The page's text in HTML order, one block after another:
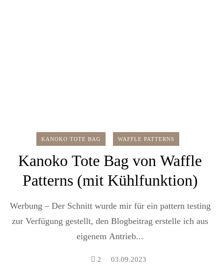
KANOKO TOTE BAG WAFFLE PATTERNS
Kanoko Tote Bag von Waffle
Patterns (mit Kühlfunktion)
Werbung – Der Schnitt wurde mir für ein pattern testing
zur Verfügung gestellt, den Blogbeitrag erstelle ich aus
eigenem Antrieb...
2 03.09.2023